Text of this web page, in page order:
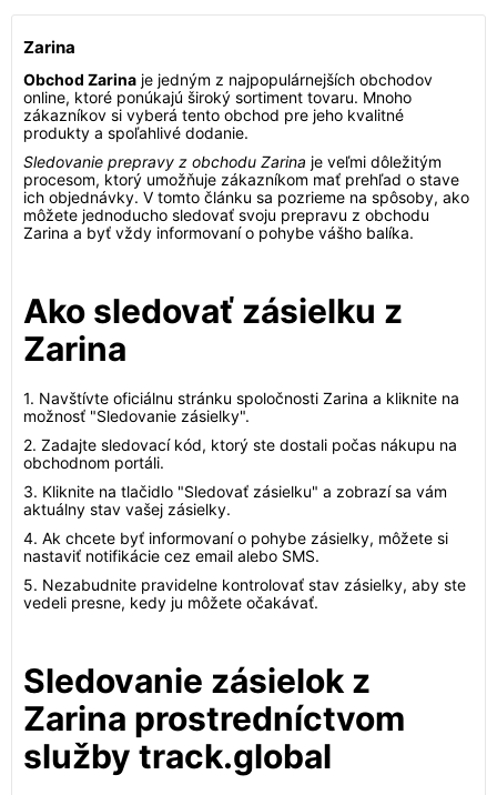
Zarina
Obchod Zarina je jedným z najpopulárnejších obchodov
online, ktoré ponúkajú široký sortiment tovaru. Mnoho
zákazníkov si vyberá tento obchod pre jeho kvalitné
produkty a spoľahlivé dodanie.
Sledovanie prepravy z obchodu Zarina je veľmi dôležitým
procesom, ktorý umožňuje zákazníkom mať prehľad o stave
ich objednávky. V tomto článku sa pozrieme na spôsoby, ako
môžete jednoducho sledovať svoju prepravu z obchodu
Zarina a byť vždy informovaní o pohybe vášho balíka.
Ako sledovať zásielku z
Zarina
1. Navštívte oficiálnu stránku spoločnosti Zarina a kliknite na
možnosť "Sledovanie zásielky".
2. Zadajte sledovací kód, ktorý ste dostali počas nákupu na
obchodnom portáli.
3. Kliknite na tlačidlo "Sledovať zásielku" a zobrazí sa vám
aktuálny stav vašej zásielky.
4. Ak chcete byť informovaní o pohybe zásielky, môžete si
nastaviť notifikácie cez email alebo SMS.
5. Nezabudnite pravidelne kontrolovať stav zásielky, aby ste
vedeli presne, kedy ju môžete očakávať.
Sledovanie zásielok z
Zarina prostredníctvom
služby track.global